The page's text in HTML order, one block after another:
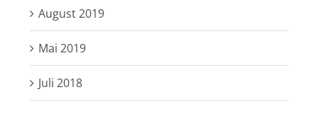
August 2019
Mai 2019
Juli 2018